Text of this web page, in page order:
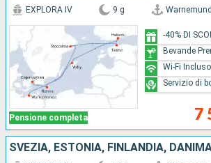
Pensione completa
EXPLORA IV 9 g
7
-40% DI
Bevande
Wi-Fi Incluso
Servizio di